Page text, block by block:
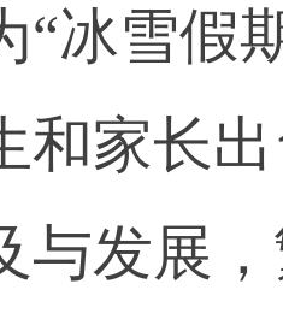
“冰雪假
和家长
与发展